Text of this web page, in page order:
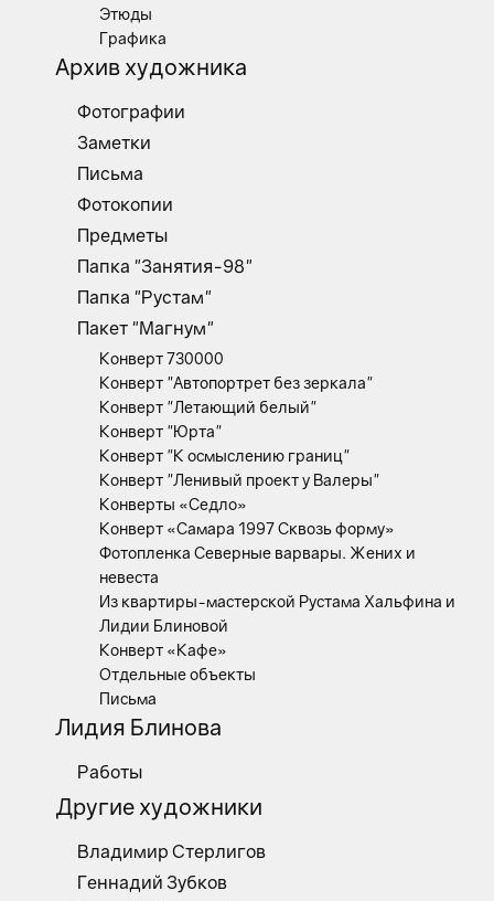
Этюды
Графика
Архив художника
Фотографии
Заметки
Письма
Фотокопии
Предметы
Папка "Занятия-98"
Папка "Рустам"
Пакет "Магнум"
Конверт 730000
Конверт "Автопортрет без зеркала"
Конверт "Летающий белый"
Конверт "Юрта"
Конверт "К осмыслению границ"
Конверт "Ленивый проект у Валеры"
Конверты «Седло»
Конверт «Самара 1997 Сквозь форму»
Фотопленка Северные варвары. Жених и
невеста
Из квартиры-мастерской Рустама Хальфина и
Лидии Блиновой
Конверт «Кафе»
Отдельные объекты
Письма
Лидия Блинова
Работы
Другие художники
Владимир Стерлигов
Геннадий Зубков